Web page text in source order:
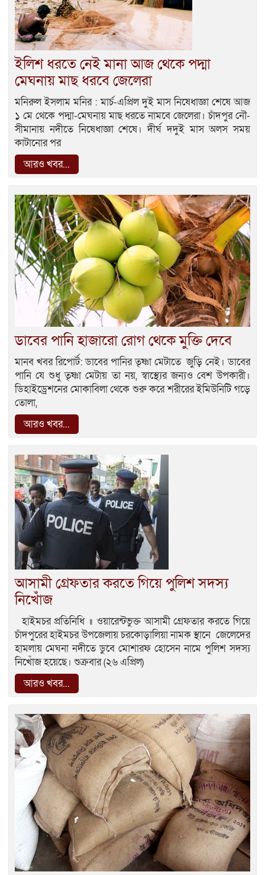
ইলিশ ধরতে নেই মানা আজ থেকে পদ্মা
মেঘনায় মাছ ধরবে জেলেরা
মনিরুল ইসলাম মনির : মার্চ-এপ্রিল দুই মাস নিষেধাজ্ঞা শেষে আজ
১ মে থেকে পদ্মা-মেঘনায় মাছ ধরতে নামবে জেলেরা। চাঁদপুর নৌ-
সীমানায় নদীতে নিষেধাজ্ঞা শেষে। দীর্ঘ দদুই মাস অলস সময়
কাটানোর পর
আরও খবর...
ডাবের পানি হাজারো রোগ থেকে মুক্তি দেবে
মানব খবর রিপোর্ট: ডাবের পানির তৃষ্ণা মেটাতে জুড়ি নেই। ডাবের
পানি যে শুধু তৃষ্ণা মেটায় তা নয়, স্বাস্থ্যের জন্যও বেশ উপকারী।
ডিহাইড্রেশনের মোকাবিলা থেকে শুরু করে শরীরের ইমিউনিটি গড়ে
তোলা,
আরও খবর...
আসামী গ্রেফতার করতে গিয়ে পুলিশ সদস্য
নিখোঁজ
হাইমচর প্রতিনিধি ॥ ওয়ারেন্টভুক্ত আসামী গ্রেফতার করতে গিয়ে
চাঁদপুরের হাইমচর উপজেলায় চরকোড়ালিয়া নামক স্থানে জেলেদের
হামলায় মেঘনা নদীতে ডুবে মোশারফ হোসেন নামে পুলিশ সদস্য
নিখোঁজ হয়েছে। শুক্রবার (২৬ এপ্রিল)
আরও খবর...